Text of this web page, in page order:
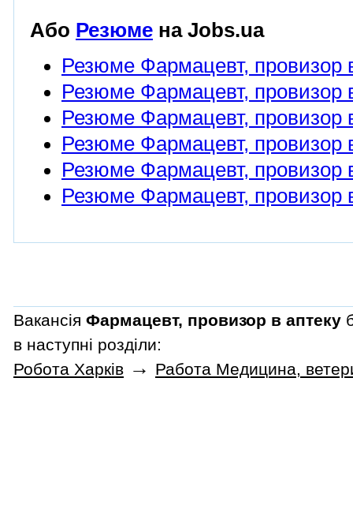
Або Резюме на Jobs.ua
Резюме Фармацевт, провизор
Резюме Фармацевт, провизор
Резюме Фармацевт, провизор
Резюме Фармацевт, провизор
Резюме Фармацевт, провизор
Резюме Фармацевт, провизор
Вакансія Фармацевт, провизор в аптеку
в наступні розділи:
Робота Харків → Работа Медицина,